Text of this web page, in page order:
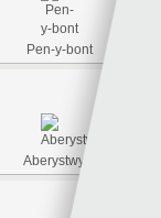
Pen-y-bont
Aberystwyth